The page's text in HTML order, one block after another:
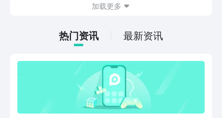
接就可以下载。游戏的上手门槛还是比较
打发无聊的时间，可玩性真的比较高。
加载更多
热门资讯 最新资讯